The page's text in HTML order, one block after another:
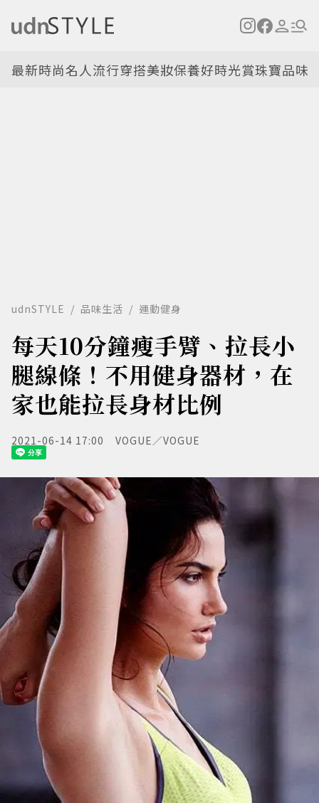
最新時尚名人流行穿搭美妝保養好時光賞珠寶品味
udnSTYLE 品味生活 運動健身
每天10分鐘瘦手臂、拉長小
腿線條！不用健身器材，在
家也能拉長身材比例
2021-06-14 17:00 VOGUE／VOGUE